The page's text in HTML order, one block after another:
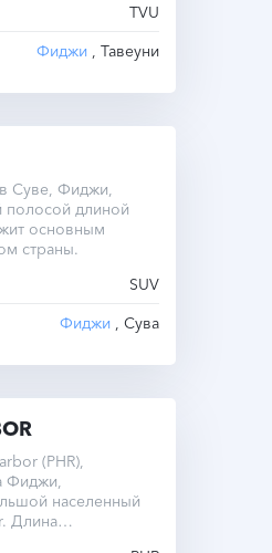
TVU
Фиджи , Тавеуни
Суве, Фиджи,
полосой длиной
основным
страны.
SUV
Фиджи , Сува
(PHR),
Фиджи,
населенный
Длина